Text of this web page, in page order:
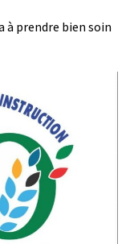
à prendre bien soin